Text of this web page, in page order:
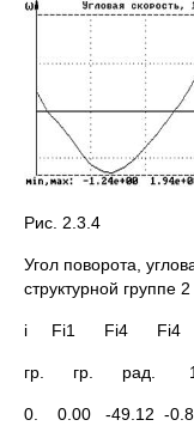
Рис. 2.3.4
Угол поворота,
структурной группе 2
i Fi1 Fi4
гр. гр. рад.
0. 0.00 -49.12 -